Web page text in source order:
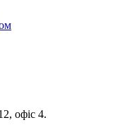
офіс 4.